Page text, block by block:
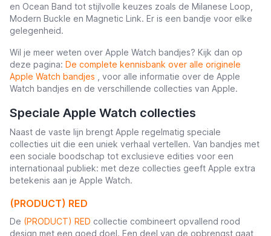
en Ocean Band tot stijlvolle keuzes zoals de Milanese Loop,
Modern Buckle en Magnetic Link. Er is een bandje voor elke
gelegenheid.
Wil je meer weten over Apple Watch bandjes? Kijk dan op
deze pagina: De complete kennisbank over alle originele
Apple Watch bandjes
, voor alle informatie over de Apple
Watch bandjes en de verschillende collecties van Apple.
Speciale Apple Watch collecties
Naast de vaste lijn brengt Apple regelmatig speciale
collecties uit die een uniek verhaal vertellen. Van bandjes met
een sociale boodschap tot exclusieve edities voor een
internationaal publiek: met deze collecties geeft Apple extra
betekenis aan je Apple Watch.
(PRODUCT) RED
De (PRODUCT) RED collectie combineert opvallend rood
design met een goed doel. Een deel van de opbrengst gaat